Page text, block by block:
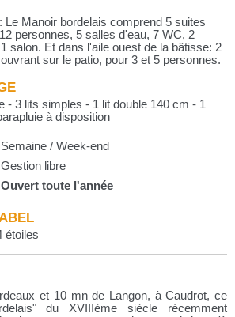
Le Manoir bordelais comprend 5 suites
personnes, 5 salles d'eau, 7 WC, 2
salon. Et dans l'aile ouest de la bâtisse: 2
sur le patio, pour 3 et 5 personnes.
- 3 lits simples - 1 lit double 140 cm - 1
à disposition
Semaine / Week-end
Gestion libre
Ouvert toute l'année
étoiles
et 10 mn de Langon, à Caudrot, ce
du XVIIIème siècle récemment